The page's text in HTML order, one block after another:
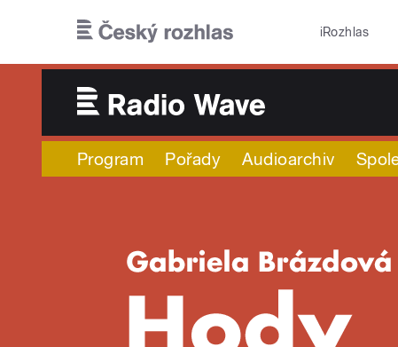
iRozhlas
Program Pořady Audioarchiv